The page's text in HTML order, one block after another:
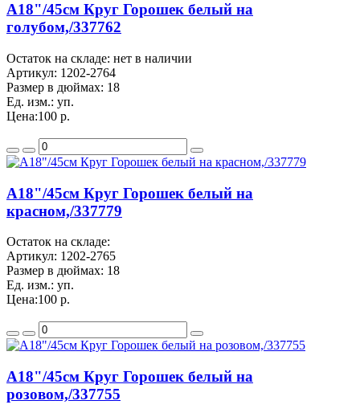
A18"/45см Круг Горошек белый на
голубом,/337762
Остаток на складе: нет в наличии
Артикул: 1202-2764
Размер в дюймах: 18
Ед. изм.: уп.
Цена:100 р.
A18"/45см Круг Горошек белый на
красном,/337779
Остаток на складе:
Артикул: 1202-2765
Размер в дюймах: 18
Ед. изм.: уп.
Цена:100 р.
A18"/45см Круг Горошек белый на
розовом,/337755